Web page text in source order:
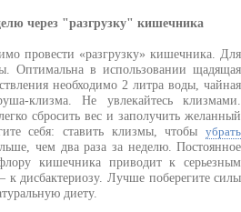
через "разгрузку" кишечника
провести «разгрузку» кишечника. Для
Оптимальна в использовании щадящая
необходимо 2 литра воды, чайная
клизма. Не увлекайтесь клизмами.
сбросить вес и заполучить желанный
себя: ставить клизмы, чтобыубрать
чем два раза за неделю. Постоянное
кишечника приводит к серьезным
к дисбактериозу. Лучше поберегите силы
диету.